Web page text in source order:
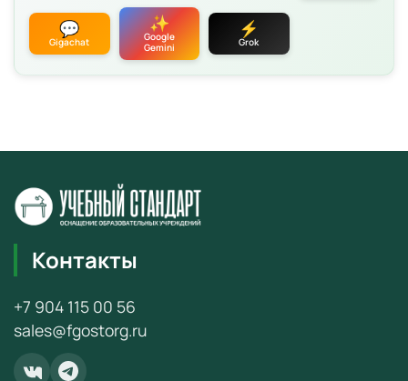
💬
Gigachat
✨
Google
Gemini
⚡
Grok
Контакты
+7 904 115 00 56
sales@fgostorg.ru